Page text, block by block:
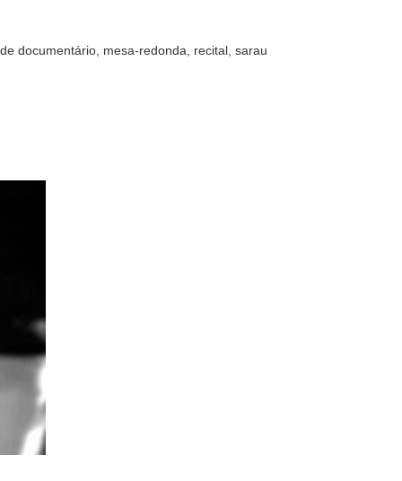
documentário, mesa-redonda, recital, sarau